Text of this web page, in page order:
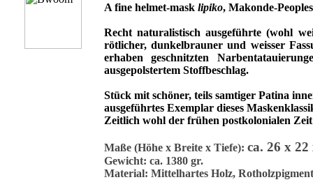
A fine helmet-mask lipiko, Makonde-
Recht naturalistisch ausgeführte (wohl
rötlicher, dunkelbrauner und weisser
erhaben geschnitzten
ausgepolstertem Stoffbeschlag.
Stück mit schöner, teils samtiger Patina
ausgeführtes Exemplar dieses
Zeitlich wohl der frühen postkolonialen
Maße (Höhe x Breite x Tiefe): ca. 26 x
Gewicht: ca. 1380 gr.
Material: Mittelhartes Holz,